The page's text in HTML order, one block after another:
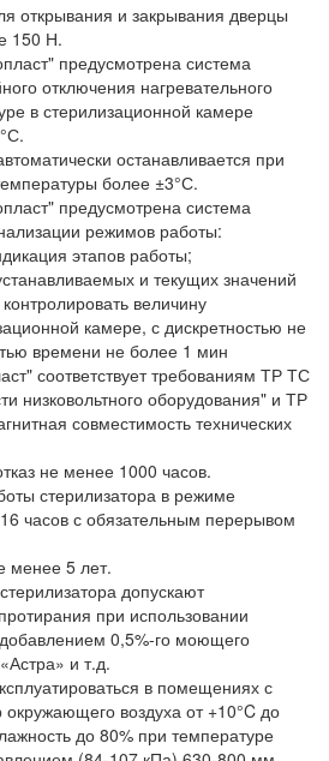
открывания и закрывания дверцы
150 Н.
предусмотрена система
отключения нагревательного
в стерилизационной камере
останавливается при
более ±3°С.
предусмотрена система
режимов работы:
этапов работы;
и текущих значений
величину
камере, с дискретностью не
времени не более 1 мин
соответствует требованиям ТР ТС
низковольтного оборудования" и ТР
совместимость технических
не менее 1000 часов.
стерилизатора в режиме
часов с обязательным перерывом
менее 5 лет.
допускают
при использовании
0,5%-го моющего
и т.д.
в помещениях с
воздуха от +10°C до
до 80% при температуре